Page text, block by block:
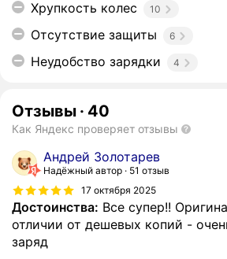
Хрупкость колес 10
Отсутствие защиты 6
Неудобство зарядки 4
Отзывы · 40
Как Яндекс проверяет отзывы
Андрей Золотарев
Надёжный автор
51 отзыв
17 октября 2025
Достоинства: Все супер!!
отличии от дешевых копий -
заряд